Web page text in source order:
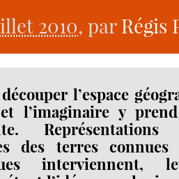
2010, parRégis
l’espace
l’imaginaire y
des terres connues